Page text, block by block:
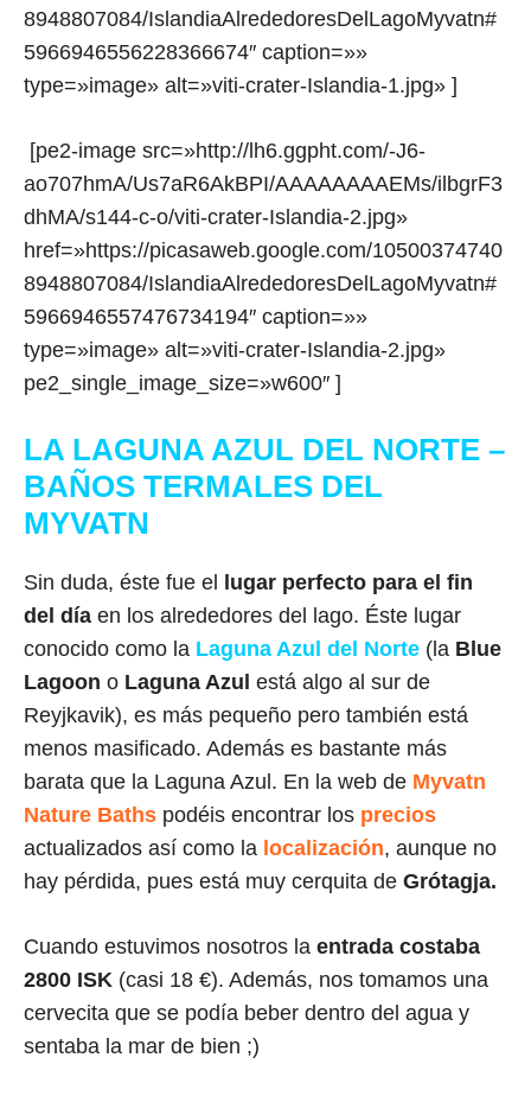
8948807084/IslandiaAlrededoresDelLagoMyvatn#
5966946556228366674″ caption=»»
type=»image» alt=»viti-crater-Islandia-1.jpg» ]
[pe2-image src=»http://lh6.ggpht.com/-J6-
ao707hmA/Us7aR6AkBPI/AAAAAAAAEMs/ilbgrF3
dhMA/s144-c-o/viti-crater-Islandia-2.jpg»
href=»https://picasaweb.google.com/10500374740
8948807084/IslandiaAlrededoresDelLagoMyvatn#
5966946557476734194″ caption=»»
type=»image» alt=»viti-crater-Islandia-2.jpg»
pe2_single_image_size=»w600″ ]
LA LAGUNA AZUL DEL NORTE –
BAÑOS TERMALES DEL
MYVATN
Sin duda, éste fue el
lugar perfecto para el fin
del día en los alrededores del lago. Éste lugar
conocido como la Laguna Azul del Norte (la Blue
Lagoon o Laguna Azul está algo al sur de
Reyjkavik), es más pequeño pero también está
menos masificado. Además es bastante más
barata que la Laguna Azul. En la web de Myvatn
Nature Baths podéis encontrar los precios
actualizados así como la localización, aunque no
hay pérdida, pues está muy cerquita de Grótagja.
Cuando estuvimos nosotros la entrada costaba
2800 ISK (casi 18 €). Además, nos tomamos una
cervecita que se podía beber dentro del agua y
sentaba la mar de bien ;)